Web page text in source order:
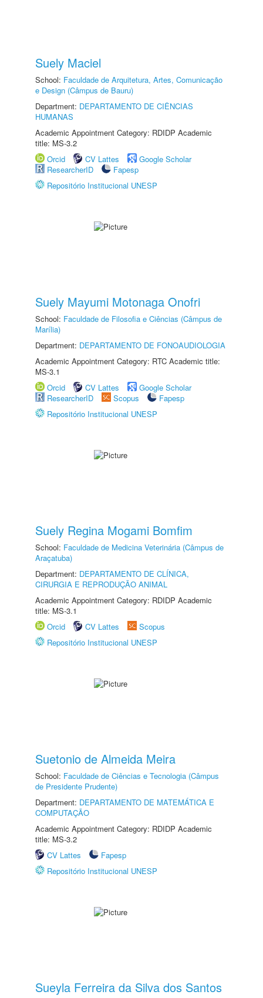
Suely Maciel
School: Faculdade de Arquitetura, Artes, Comunicação
e Design (Câmpus de Bauru)
Department: DEPARTAMENTO DE CIÊNCIAS
HUMANAS
Academic Appointment Category: RDIDP Academic
title: MS-3.2
Orcid
CV Lattes
Google Scholar
ResearcherID
Fapesp
Repositório Institucional UNESP
Suely Mayumi Motonaga Onofri
School: Faculdade de Filosofia e Ciências (Câmpus de
Marília)
Department: DEPARTAMENTO DE FONOAUDIOLOGIA
Academic Appointment Category: RTC Academic title:
MS-3.1
Orcid
CV Lattes
Google Scholar
ResearcherID
Scopus
Fapesp
Repositório Institucional UNESP
Suely Regina Mogami Bomfim
School: Faculdade de Medicina Veterinária (Câmpus de
Araçatuba)
Department: DEPARTAMENTO DE CLÍNICA,
CIRURGIA E REPRODUÇÃO ANIMAL
Academic Appointment Category: RDIDP Academic
title: MS-3.1
Orcid
CV Lattes
Scopus
Repositório Institucional UNESP
Suetonio de Almeida Meira
School: Faculdade de Ciências e Tecnologia (Câmpus
de Presidente Prudente)
Department: DEPARTAMENTO DE MATEMÁTICA E
COMPUTAÇÃO
Academic Appointment Category: RDIDP Academic
title: MS-3.2
CV Lattes
Fapesp
Repositório Institucional UNESP
Sueyla Ferreira da Silva dos Santos